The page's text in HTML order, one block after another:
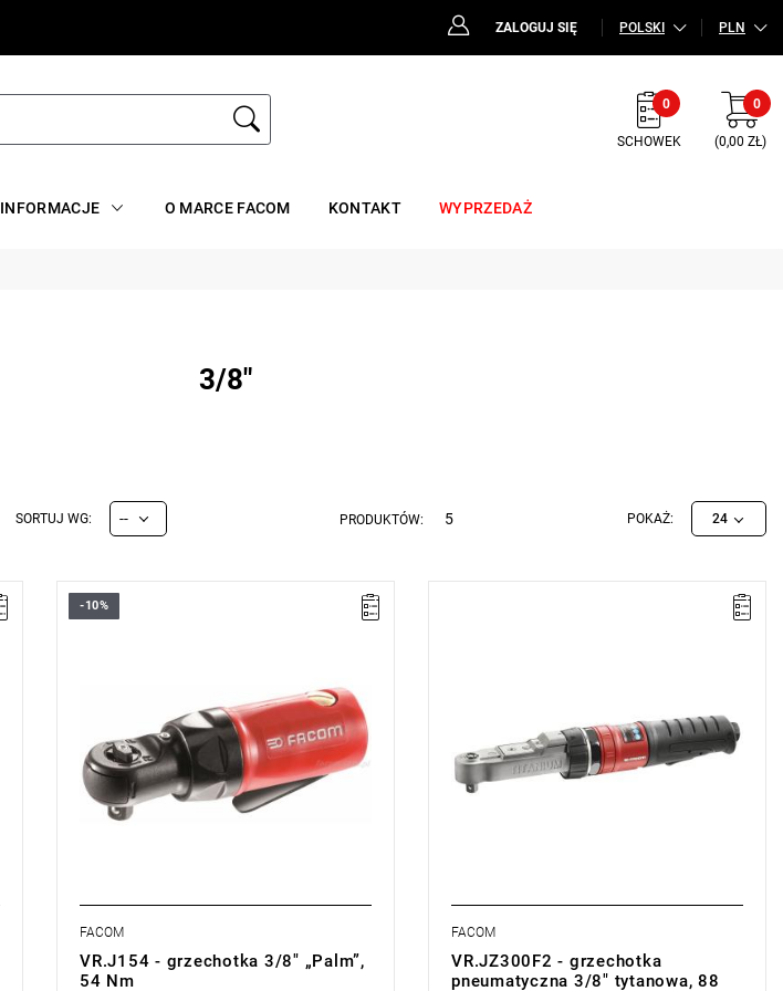
ZALOGUJ SIĘ POLSKI PLN
0
SCHOWEK
0
(0,00 ZŁ)
INFORMACJE O MARCE FACOM KONTAKT WYPRZEDAŻ
3/8"
SORTUJ WG: -- PRODUKTÓW: 5 POKAŻ: 24
Długość: 135 mm.
Typ gwarancji:D2(Naprawa lub bezpłatna
wymiana w zakresie wadliwych części w
ciągu 2 lat od zakupu)
-10%
FACOM
VR.J154 - grzechotka 3/8" „Palm”,
54 Nm
FACOM
VR.JZ300F2 - grzechotka
pneumatyczna 3/8" tytanowa, 88